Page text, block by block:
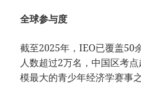
全球参与度
截至2025年，IEO已覆盖50
人数超过2万名，中国区考
模最大的青少年经济学赛事之